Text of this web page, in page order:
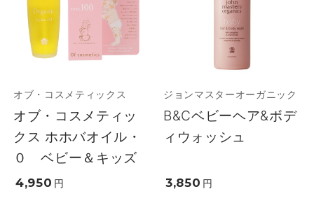
オブ・コスメティックス
オブ・コスメティッ
クス ホホバオイル・
０ ベビー＆キッズ
4,950 円
ジョンマスターオーガニック
B&Cベビーヘア&ボデ
ィウォッシュ
3,850 円